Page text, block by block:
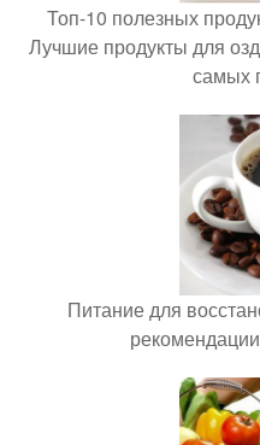
Топ-10 полезных
Лучшие продукты для
самых
Питание для